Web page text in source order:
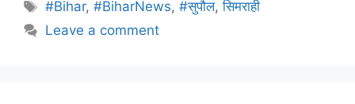
#Bihar,#BiharNews,#सुपौल,सिमराही
Leave a comment